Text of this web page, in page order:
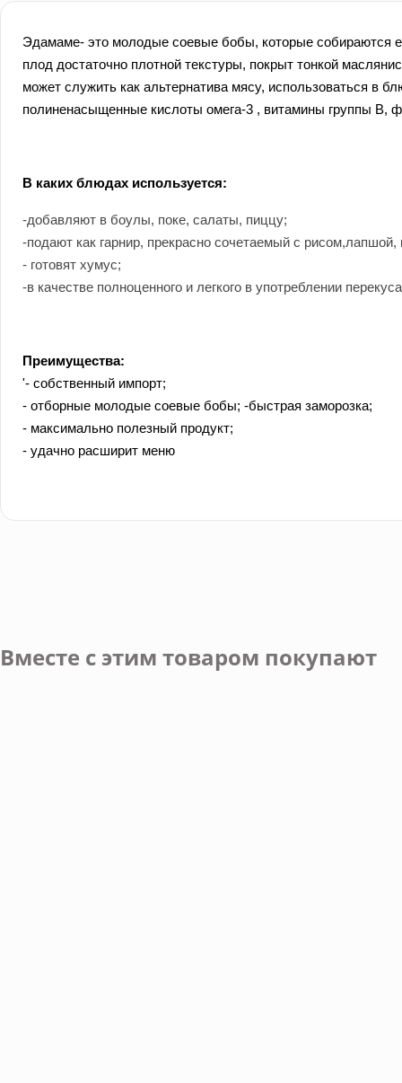
Эдамаме- это молодые соевые бобы, которые собираются
плод достаточно плотной текстуры, покрыт тонкой
может служить как альтернатива мясу, использоваться в
полиненасыщенные кислоты омега-3 , витамины группы В,
В каких блюдах используется:
-добавляют в боулы, поке, салаты, пиццу;
-подают как гарнир, прекрасно сочетаемый с
- готовят хумус;
-в качестве полноценного и легкого в употреблении перекуса
Преимущества:
'- собственный импорт;
- отборные молодые соевые бобы; -быстрая заморозка;
- максимально полезный продукт;
- удачно расширит меню
Вместе с этим товаром покупают